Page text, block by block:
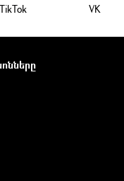
ТikТоk VK